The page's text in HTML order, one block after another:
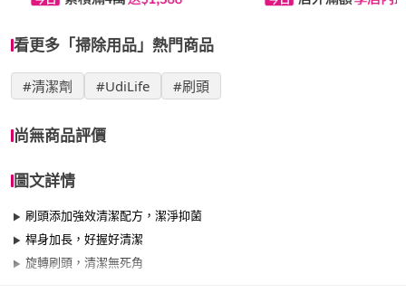
看更多「掃除用品」熱門商品
#清潔劑 #UdiLife #刷頭
尚無商品評價
圖文詳情
刷頭添加強效清潔配方，潔淨抑菌
桿身加長，好握好清潔
旋轉刷頭，清潔無死角